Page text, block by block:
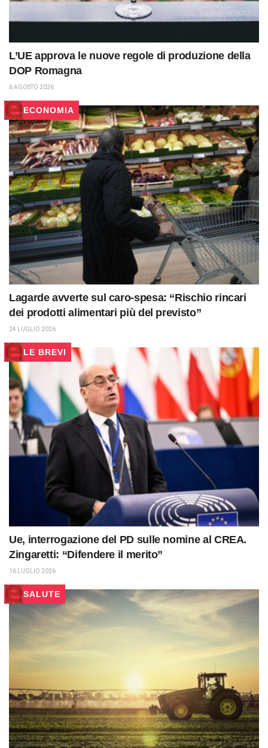
L’UE approva le nuove regole di produzione della
DOP Romagna
6 AGOSTO 2026
ECONOMIA
Lagarde avverte sul caro-spesa: “Rischio rincari
dei prodotti alimentari più del previsto”
24 LUGLIO 2026
LE BREVI
Ue, interrogazione del PD sulle nomine al CREA.
Zingaretti: “Difendere il merito”
16 LUGLIO 2026
SALUTE